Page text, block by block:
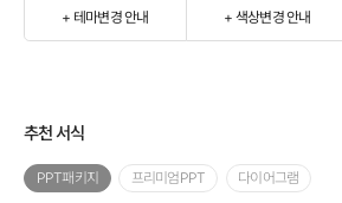
+ 테마변경 안내 + 색상변경 안내
추천 서식
PPT패키지 프리미엄PPT 다이어그램